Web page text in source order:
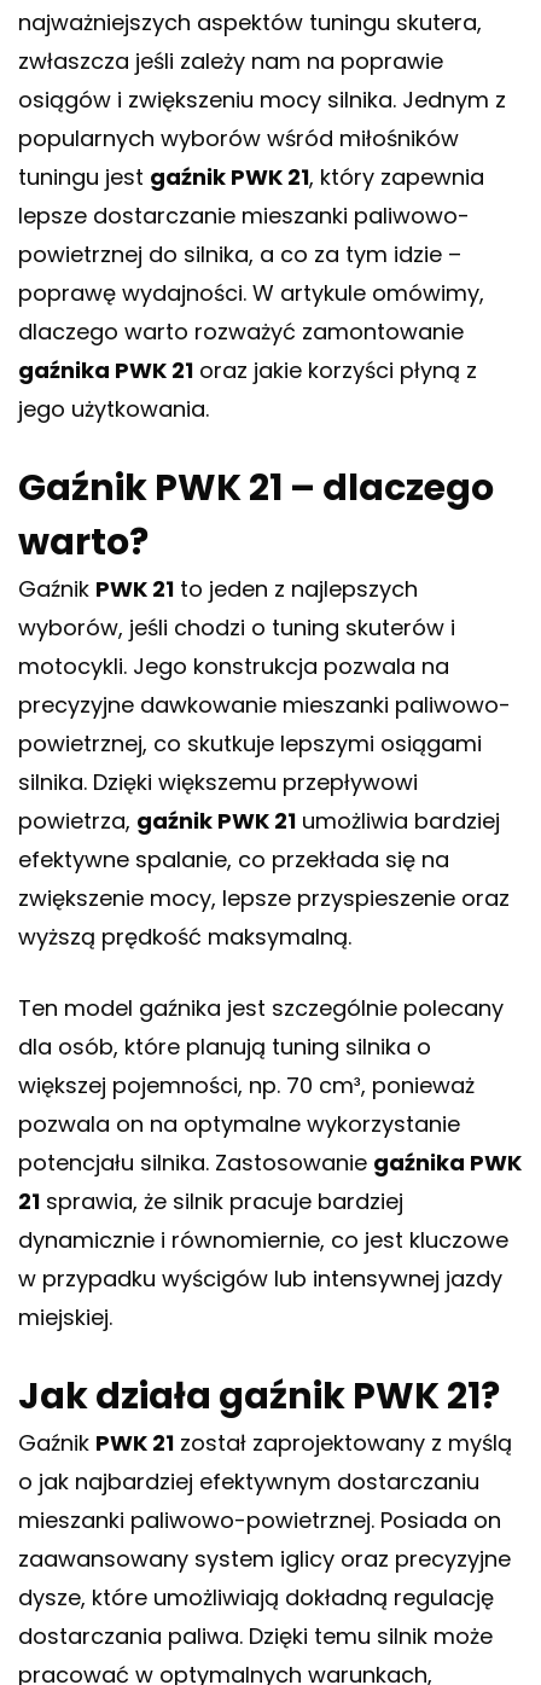
najważniejszych aspektów tuningu skutera,
zwłaszcza jeśli zależy nam na poprawie
osiągów i zwiększeniu mocy silnika. Jednym z
popularnych wyborów wśród miłośników
tuningu jest gaźnik PWK 21, który zapewnia
lepsze dostarczanie mieszanki paliwowo-
powietrznej do silnika, a co za tym idzie –
poprawę wydajności. W artykule omówimy,
dlaczego warto rozważyć zamontowanie
gaźnika PWK 21 oraz jakie korzyści płyną z
jego użytkowania.
Gaźnik PWK 21 – dlaczego
warto?
Gaźnik PWK 21 to jeden z najlepszych
wyborów, jeśli chodzi o tuning skuterów i
motocykli. Jego konstrukcja pozwala na
precyzyjne dawkowanie mieszanki paliwowo-
powietrznej, co skutkuje lepszymi osiągami
silnika. Dzięki większemu przepływowi
powietrza, gaźnik PWK 21 umożliwia bardziej
efektywne spalanie, co przekłada się na
zwiększenie mocy, lepsze przyspieszenie oraz
wyższą prędkość maksymalną.
Ten model gaźnika jest szczególnie polecany
dla osób, które planują tuning silnika o
większej pojemności, np. 70 cm³, ponieważ
pozwala on na optymalne wykorzystanie
potencjału silnika. Zastosowanie gaźnika PWK
21 sprawia, że silnik pracuje bardziej
dynamicznie i równomiernie, co jest kluczowe
w przypadku wyścigów lub intensywnej jazdy
miejskiej.
Jak działa gaźnik PWK 21?
Gaźnik PWK 21 został zaprojektowany z myślą
o jak najbardziej efektywnym dostarczaniu
mieszanki paliwowo-powietrznej. Posiada on
zaawansowany system iglicy oraz precyzyjne
dysze, które umożliwiają dokładną regulację
dostarczania paliwa. Dzięki temu silnik może
pracować w optymalnych warunkach,